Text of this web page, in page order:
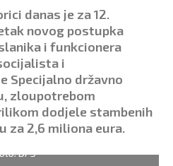
danas je za 12.
novog postupka
i funkcionera
i
Specijalno državno
zloupotrebom
dodjele stambenih
za 2,6 miliona eura.
DPS